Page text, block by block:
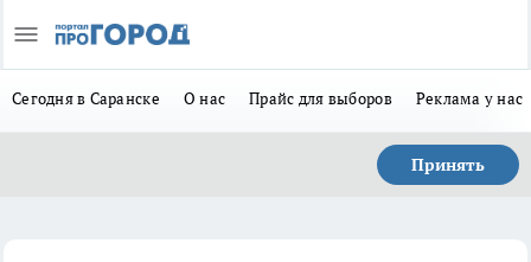
Сегодня в Саранске О нас Прайс для выборов Реклама у нас
Принять